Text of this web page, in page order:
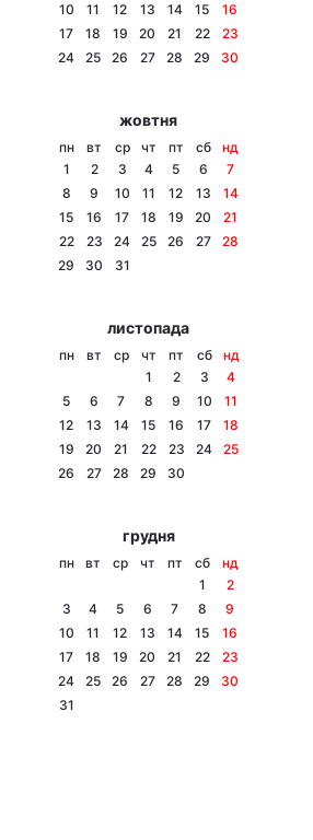
10
11 12 13 14 15
16
17
18 19 20 21 22
23
24
25 26 27 28 29 30
жовтня
пн вт ср чт пт сб
нд
1
2 3 4 5 6
7
8
9 10 11 12 13
14
15
16 17 18 19 20
21
22
23 24 25 26 27
28
29
30 31
листопада
пн вт ср чт пт сб
нд
1
2 3
4
5
6 7 8 9 10
11
12
13 14 15 16 17
18
19
20 21 22 23 24
25
26
27 28 29 30
грудня
пн вт ср чт пт сб
нд
1
2
3
4 5 6 7 8
9
10
11 12 13 14 15
16
17
18 19 20 21 22
23
24
25 26 27 28 29
30
31